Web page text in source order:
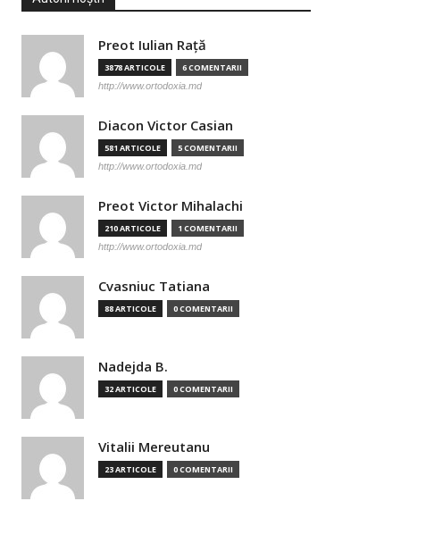
Preot Iulian Raţă
3878 ARTICOLE 6 COMENTARII
http://www.ortodoxia.md
Diacon Victor Casian
581 ARTICOLE 5 COMENTARII
http://www.ortodoxia.md
Preot Victor Mihalachi
210 ARTICOLE 1 COMENTARII
http://www.ortodoxia.md
Cvasniuc Tatiana
88 ARTICOLE 0 COMENTARII
Nadejda B.
32 ARTICOLE 0 COMENTARII
Vitalii Mereutanu
23 ARTICOLE 0 COMENTARII